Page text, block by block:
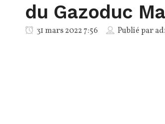
du Gazoduc
31 mars 2022 7:56 Publié par